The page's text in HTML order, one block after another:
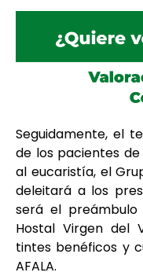
Seguidamente, el
de los pacientes
al eucaristía, el
deleitará a los
será el
Hostal Virgen del
tintes benéficos y
AFALA.